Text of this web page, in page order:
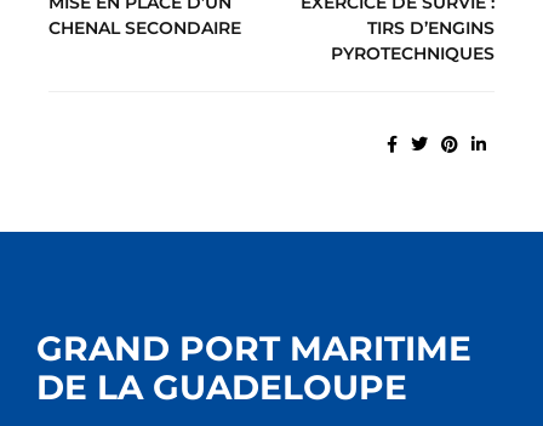
CHENAL SECONDAIRE
TIRS D’ENGINS
PYROTECHNIQUES
GRAND PORT MARITIME
DE LA GUADELOUPE